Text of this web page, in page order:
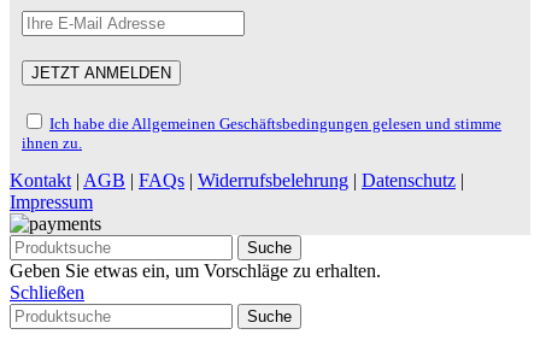
Ich habe die Allgemeinen Geschäftsbedingungen gelesen und stimme
ihnen zu.
Kontakt | AGB | FAQs | Widerrufsbelehrung | Datenschutz |
Impressum
Suche
Geben Sie etwas ein, um Vorschläge zu erhalten.
Schließen
Suche